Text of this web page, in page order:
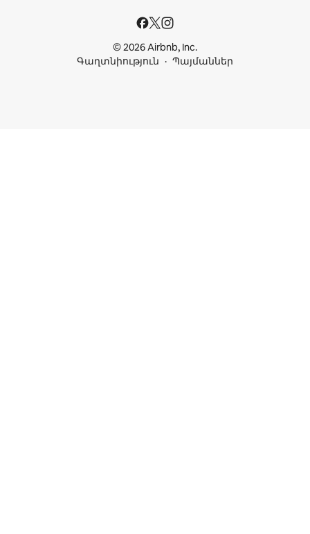
© 2026 Airbnb, Inc.
Գաղտնիություն
Պայմաններ